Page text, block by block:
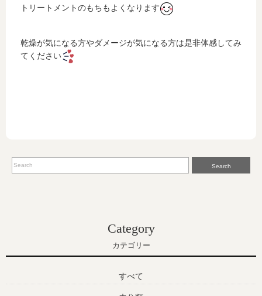
トリートメントのもちもよくなります
乾燥が気になる方やダメージが気になる方は是非体感してみ
てください
Search
Category
カテゴリー
すべて